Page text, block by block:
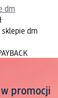
dm
sklepie dm
promocji